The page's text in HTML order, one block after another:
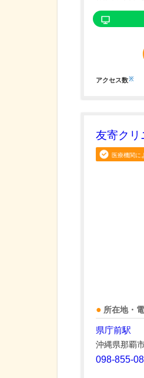
アクセス数※
友寄クリ
医療機関に
所在地・
県庁前駅
沖縄県那覇
098-855-